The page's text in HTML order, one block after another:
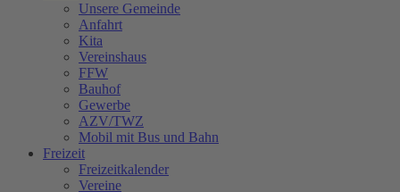
Unsere Gemeinde
Anfahrt
Kita
Vereinshaus
FFW
Bauhof
Gewerbe
AZV/TWZ
Mobil mit Bus und Bahn
Freizeit
Freizeitkalender
Vereine